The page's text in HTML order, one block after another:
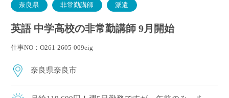
奈良県 非常勤講師 派遣
英語 中学高校の非常勤講師 9月開始
仕事NO：O261-2605-009eig
奈良県奈良市